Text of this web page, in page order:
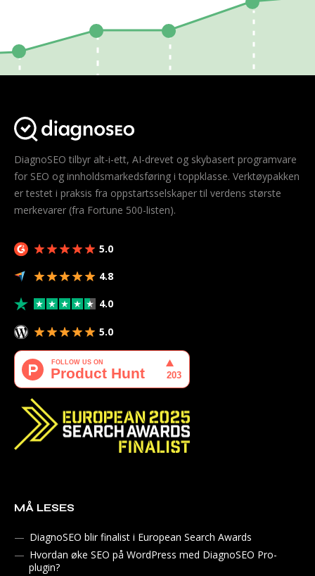
DiagnoSEO tilbyr alt-i-ett, AI-drevet og skybasert programvare
for SEO og innholdsmarkedsføring i toppklasse. Verktøypakken
er testet i praksis fra oppstartsselskaper til verdens største
merkevarer (fra Fortune 500-listen).
5.0
4.8
4.0
5.0
MÅ LESES
DiagnoSEO blir finalist i European Search Awards
Hvordan øke SEO på WordPress med DiagnoSEO Pro-
plugin?